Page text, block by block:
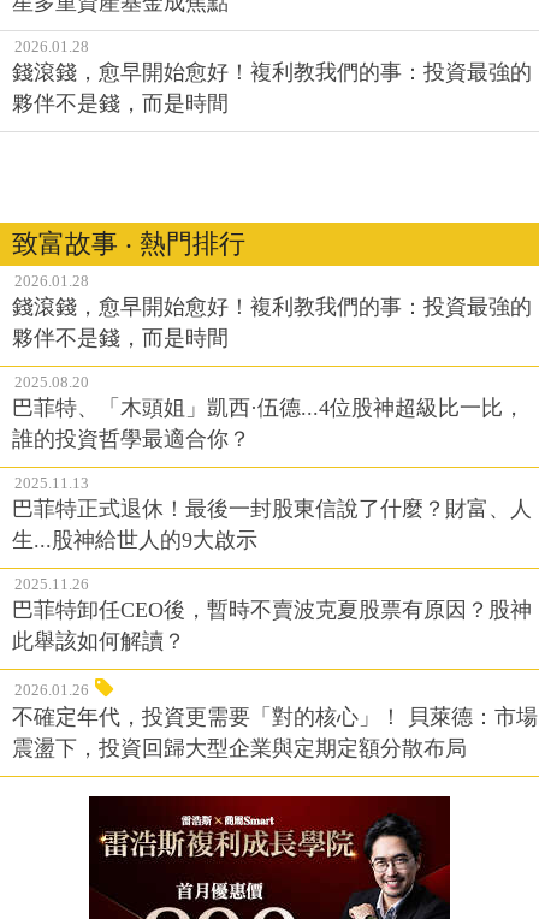
錢滾錢，愈早開始愈好！複利教我們的事：投資最強的
夥伴不是錢，而是時間
2026.01.28
錢滾錢，愈早開始愈好！複利教我們的事：投資最強的
夥伴不是錢，而是時間
2025.08.20
巴菲特、「木頭姐」凱西·伍德...4位股神超級比一比，
誰的投資哲學最適合你？
2025.11.13
巴菲特正式退休！最後一封股東信說了什麼？財富、人
生...股神給世人的9大啟示
2025.11.26
巴菲特卸任CEO後，暫時不賣波克夏股票有原因？股神
此舉該如何解讀？
2026.01.26
不確定年代，投資更需要「對的核心」！ 貝萊德：市場
震盪下，投資回歸大型企業與定期定額分散布局